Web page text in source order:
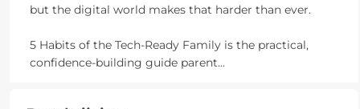
but the digital world makes that harder than ever.
5 Habits of the Tech-Ready Family is the practical,
confidence-building guide parent...